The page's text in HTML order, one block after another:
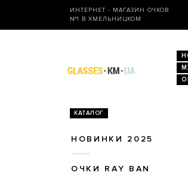
ИНТЕРНЕТ - МАГАЗИН ОЧКОВ
№1 В ХМЕЛЬНИЦКОМ
КАТАЛОГ
НОВИНКИ 2025
ОЧКИ RAY BAN